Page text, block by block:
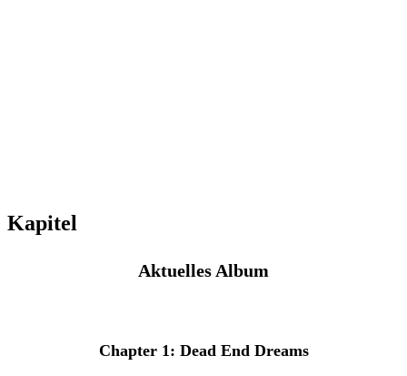
Kapitel
Aktuelles Album
Chapter 1: Dead End Dreams